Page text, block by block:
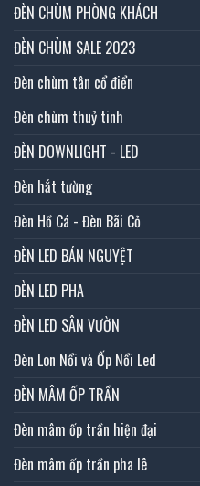
ĐÈN CHÙM PHÒNG KHÁCH
ĐÈN CHÙM SALE 2023
Đèn chùm tân cổ điển
Đèn chùm thuỷ tinh
ĐÈN DOWNLIGHT - LED
Đèn hắt tường
Đèn Hồ Cá - Đèn Bãi Cỏ
ĐÈN LED BÁN NGUYỆT
ĐÈN LED PHA
ĐÈN LED SÂN VƯỜN
Đèn Lon Nổi và Ốp Nổi Led
ĐÈN MÂM ỐP TRẦN
Đèn mâm ốp trần hiện đại
Đèn mâm ốp trần pha lê